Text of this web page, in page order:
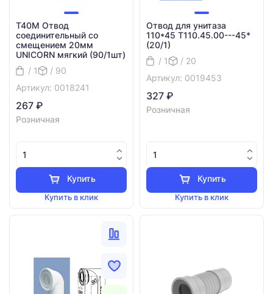
T40М Отвод
соединительный со
смещением 20мм
UNICORN мягкий (90/1шт)
/ 1
/ 90
Артикул: 0018241
267 ₽
Розничная
Купить
Купить в клик
Отвод для унитаза
110*45 Т110.45.00---45*
(20/1)
/ 1
/ 20
Артикул: 0019453
327 ₽
Розничная
Купить
Купить в клик